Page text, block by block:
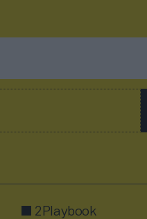
2Playbook